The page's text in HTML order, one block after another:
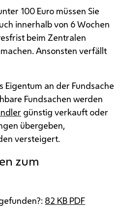
100 Euro müssen Sie
innerhalb von 6 Wochen
beim Zentralen
Ansonsten verfällt
Eigentum an der Fundsache
Fundsachen werden
günstig verkauft oder
übergeben,
versteigert.
zum
82 KB PDF